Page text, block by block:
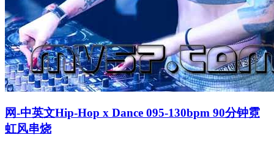
网-中英文Hip-Hop x Dance 095-130bpm 90分钟霓
虹风串烧